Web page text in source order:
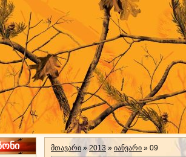
მთავარი » 2013 » იანვარი » 09